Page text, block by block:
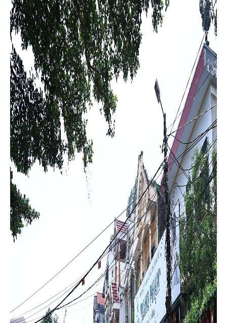
tài sản, vật dụng của người dân với giá trị khoảng trên 50 triệu
đồng.